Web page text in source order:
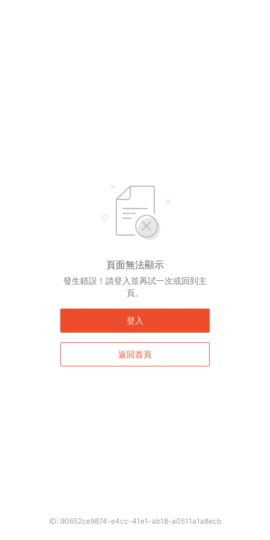
頁面無法顯示
發生錯誤！請登入並再試一次或回到主
頁。
登入
返回首頁
ID: 90652ce9874-e4cc-41e1-ab18-a0511a1a8ecb